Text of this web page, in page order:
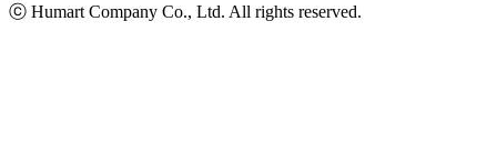
ⓒ Humart Company Co., Ltd. All rights reserved.